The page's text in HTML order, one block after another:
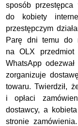
sposób
do kobiety
przestępczym
Parę dni temu do
na OLX
WhatsApp
zorganizuje
towaru. Twierdził,
i opłaci
dostawcy, a
stronie